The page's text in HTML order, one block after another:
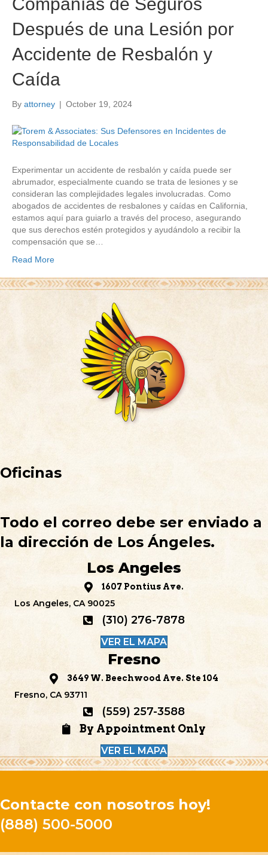
Después de una Lesión por
Accidente de Resbalón y
Caída
By attorney | October 19, 2024
Experimentar un accidente de resbalón y caída puede ser
abrumador, especialmente cuando se trata de lesiones y se
consideran las complejidades legales involucradas. Como
abogados de accidentes de resbalones y caídas en California,
estamos aquí para guiarlo a través del proceso, asegurando
que sus derechos estén protegidos y ayudándolo a recibir la
compensación que se…
Read More
Oficinas
Todo el correo debe ser enviado a
la dirección de Los Ángeles.
Los Angeles
1607 Pontius Ave.
Los Angeles, CA 90025
(310) 276-7878
VER EL MAPA
Fresno
3649 W. Beechwood Ave. Ste 104
Fresno, CA 93711
(559) 257-3588
By Appointment Only
VER EL MAPA
Contacte con nosotros hoy!
(888) 500-5000